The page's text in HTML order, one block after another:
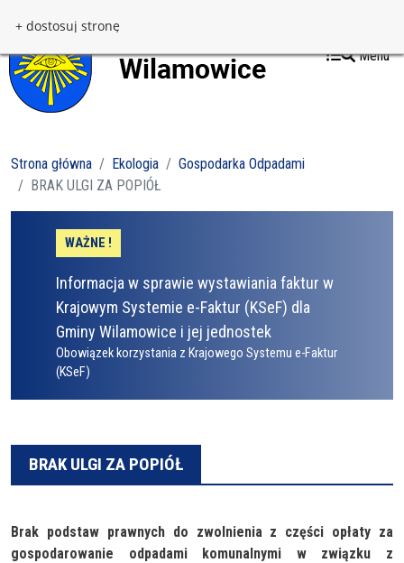
+ dostosuj stronę
Menu
Strona główna Ekologia
Gospodarka Odpadami
BRAK ULGI ZA POPIÓŁ
WAŻNE !
Informacja w sprawie wystawiania faktur w
Krajowym Systemie e-Faktur (KSeF) dla
Gminy Wilamowice i jej jednostek
Obowiązek korzystania z Krajowego Systemu e-Faktur
(KSeF)
BRAK ULGI ZA POPIÓŁ
Brak podstaw prawnych do zwolnienia z części opłaty za
gospodarowanie odpadami komunalnymi w związku z